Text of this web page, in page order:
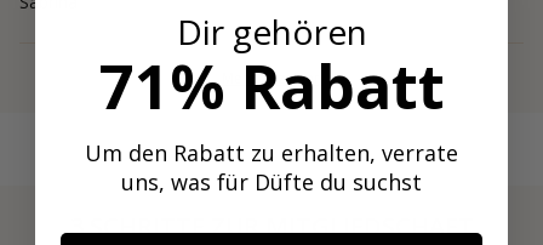
Mehr anzeigen
3 SCHRITTE ZUR MITGLIEDSCHAFT
Dir gehören
71% Rabatt
Um den Rabatt zu erhalten, verrate
uns, was für Düfte du suchst